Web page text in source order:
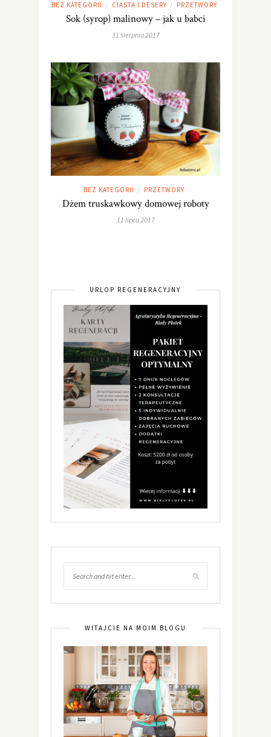
BEZ KATEGORII / CIASTA I DESERY / PRZETWORY
Sok (syrop) malinowy – jak u babci
31 sierpnia 2017
BEZ KATEGORII / PRZETWORY
Dżem truskawkowy domowej roboty
11 lipca 2017
URLOP REGENERACYJNY
WITAJCIE NA MOIM BLOGU